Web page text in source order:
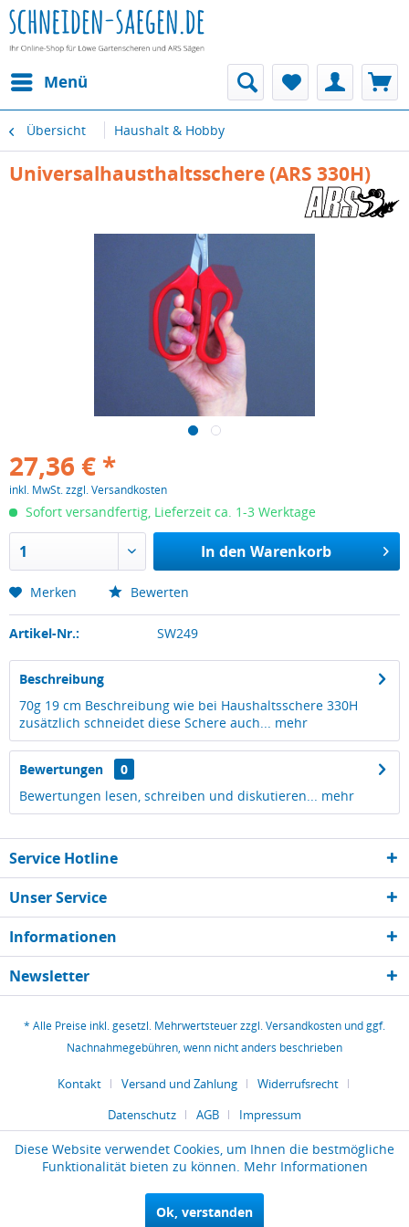
Menü
Übersicht Haushalt & Hobby
Universalhausthaltsschere (ARS 330H)
27,36 € *
inkl. MwSt.zzgl. Versandkosten
Sofort versandfertig, Lieferzeit ca. 1-3 Werktage
In den Warenkorb
Merken Bewerten
Artikel-Nr.: SW249
Beschreibung
70g 19 cm Beschreibung wie bei Haushaltsschere 330H
zusätzlich schneidet diese Schere auch... mehr
Bewertungen
0
Bewertungen lesen, schreiben und diskutieren... mehr
Service Hotline
Unser Service
Informationen
Newsletter
* Alle Preise inkl. gesetzl. Mehrwertsteuer zzgl.Versandkosten und ggf.
Nachnahmegebühren, wenn nicht anders beschrieben
Kontakt Versand und Zahlung
Widerrufsrecht
Datenschutz
AGB Impressum
Diese Website verwendet Cookies, um Ihnen die bestmögliche
Funktionalität bieten zu können. Mehr Informationen
Ok, verstanden